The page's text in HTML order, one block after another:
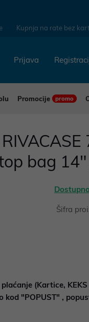
Kupnja na rate bez
Prijava
Promocije promo
bag
Šifra
(Kartice,
kod "POPUST" ,